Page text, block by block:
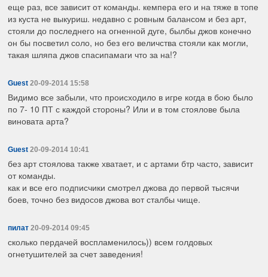
еще раз, все зависит от команды. кемпера его и на тяже в топе
из куста не выкуриш. недавно с ровным балансом и без арт,
стояли до последнего на огненной дуге, былбы джов конечно
он бы посветил соло, но без его величства стояли как могли,
такая шляпа джов спасипамаги что за на!?
Guest 20-09-2014 15:58
Видимо все забыли, что происходило в игре когда в бою было
по 7- 10 ПТ с каждой стороны? Или и в том стоялове была
виновата арта?
Guest 20-09-2014 10:41
без арт стоялова также хватает, и с артами бтр часто, зависит
от команды.
как и все его подписчики смотрел джова до первой тысячи
боев, точно без видосов джова вот сталбы чище.
пилат 20-09-2014 09:45
сколько пердачей воспламенилось)) всем голдовых
огнетушителей за счет заведения!